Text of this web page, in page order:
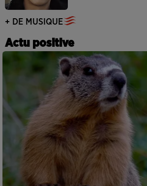
+ DE MUSIQUE
Actu positive